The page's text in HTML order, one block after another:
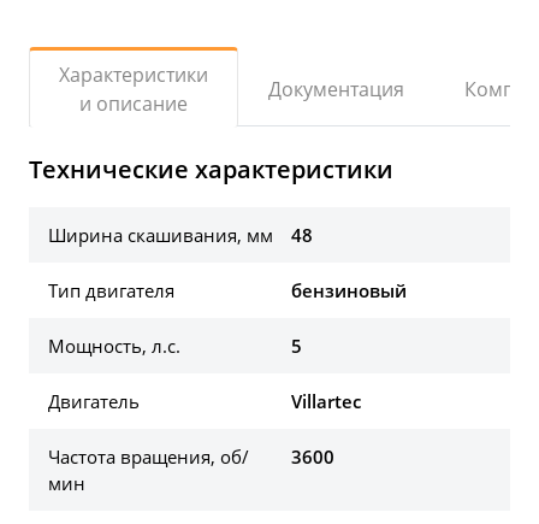
Характеристики
и описание
Документация
Технические характеристики
Ширина скашивания, мм 48
Тип двигателя бензиновый
Мощность, л.с. 5
Двигатель Villartec
Частота вращения, об/
мин
3600